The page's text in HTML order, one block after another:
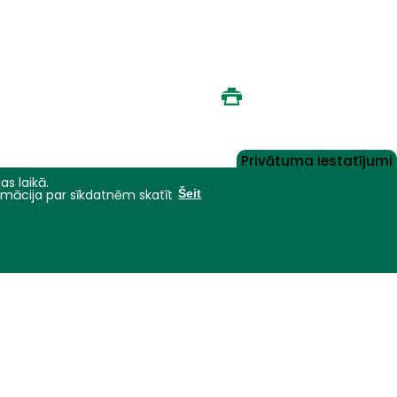
Privātuma iestatījumi
laikā.
par sīkdatnēm skatīt Šeit